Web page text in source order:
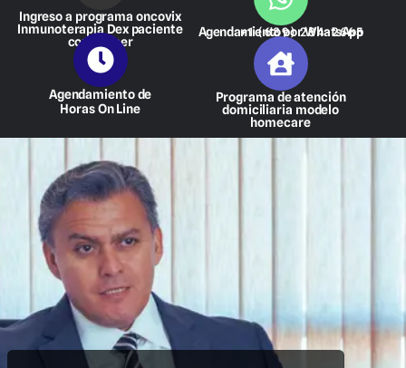
Ingreso a programa oncovix
Inmunoterapia Dex paciente
con cáncer
Agendamiento por WhatsApp
+1 (689) 284-2665
Agendamiento de
Horas On Line
Programa de atención
domiciliaria modelo
homecare